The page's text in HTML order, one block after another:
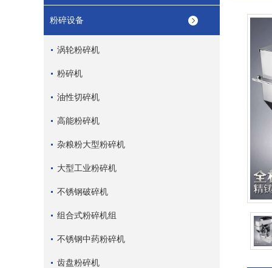
粉碎设备
涡轮粉碎机
粉碎机
油性切碎机
高能粉碎机
杂粮粉大型粉碎机
大型工业粉碎机
不锈钢破碎机
组合式粉碎机组
不锈钢中药粉碎机
齿盘粉碎机